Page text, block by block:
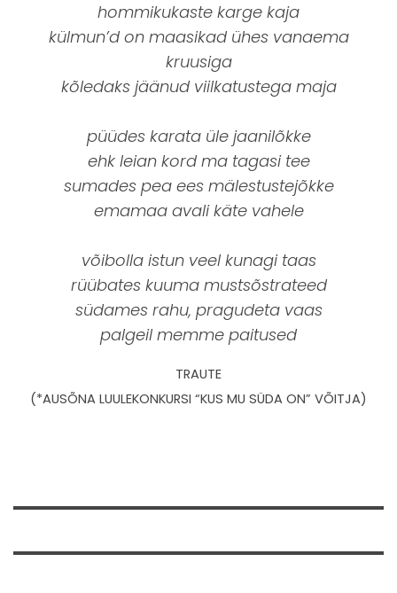
hommikukaste karge kaja
külmun’d on maasikad ühes vanaema
kruusiga
kõledaks jäänud viilkatustega maja
püüdes karata üle jaanilõkke
ehk leian kord ma tagasi tee
sumades pea ees mälestustejõkke
emamaa avali käte vahele
võibolla istun veel kunagi taas
rüübates kuuma mustsõstrateed
südames rahu, pragudeta vaas
palgeil memme paitused
TRAUTE
(*AUSÕNA LUULEKONKURSI “KUS MU SÜDA ON” VÕITJA)